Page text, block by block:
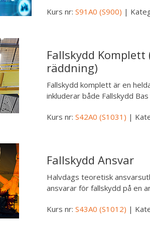
Kurs nr: S91A0 (S900) |
Fallskydd
räddning)
Fallskydd komplett är en
inkluderar både Fallskydd
Kurs nr: S42A0 (S1031) |
Fallskydd Ansvar
Halvdags teoretisk
ansvarar för fallskydd på en
Kurs nr: S43A0 (S1012) |